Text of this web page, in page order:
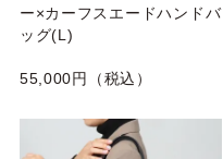
ー×カーフスエードハンドバ
ッグ(L)
55,000円（税込）